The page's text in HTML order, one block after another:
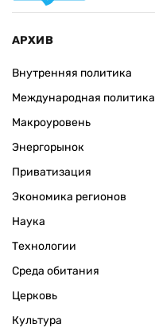
АРХИВ
Внутренняя политика
Международная политика
Макроуровень
Энергорынок
Приватизация
Экономика регионов
Наука
Технологии
Среда обитания
Церковь
Культура